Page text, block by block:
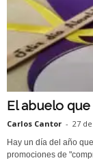
El abuelo
Carlos Cantor - 27
Hay un día del año
promociones de